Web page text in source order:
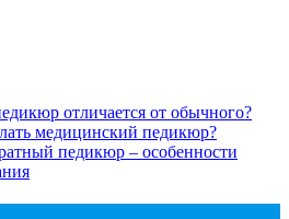
отличается от обычного?
медицинский педикюр?
педикюр – особенности